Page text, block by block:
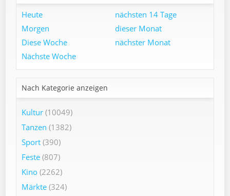
Heute
Morgen
Diese Woche
Nächste Woche
nächsten 14 Tage
dieser Monat
nächster Monat
Nach Kategorie anzeigen
Kultur (10049)
Tanzen (1382)
Sport (390)
Feste (807)
Kino (2262)
Märkte (324)